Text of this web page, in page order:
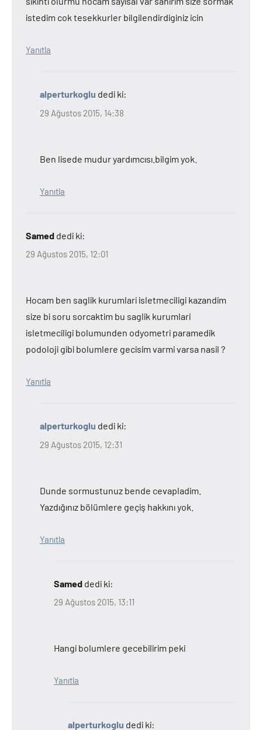
istedim cok tesekkurler bilgilendirdiginiz icin
Yanıtla
alperturkoglu dedi ki:
29 Ağustos 2015, 14:38
Ben lisede mudur yardımcısı.bilgim yok.
Yanıtla
Samed dedi ki:
29 Ağustos 2015, 12:01
Hocam ben saglik kurumlari isletmeciligi kazandim
size bi soru sorcaktim bu saglik kurumlari
isletmeciligi bolumunden odyometri paramedik
podoloji gibi bolumlere gecisim varmi varsa nasil ?
Yanıtla
alperturkoglu dedi ki:
29 Ağustos 2015, 12:31
Dunde sormustunuz bende cevapladim.
Yazdığınız bölümlere geçiş hakkını yok.
Yanıtla
Samed dedi ki:
29 Ağustos 2015, 13:11
Hangi bolumlere gecebilirim peki
Yanıtla
alperturkoglu dedi ki: